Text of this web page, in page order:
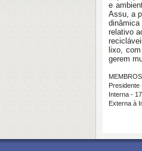
e
Assu, a
relativo
lixo,
gerem
Presidente
Interna -
Externa à